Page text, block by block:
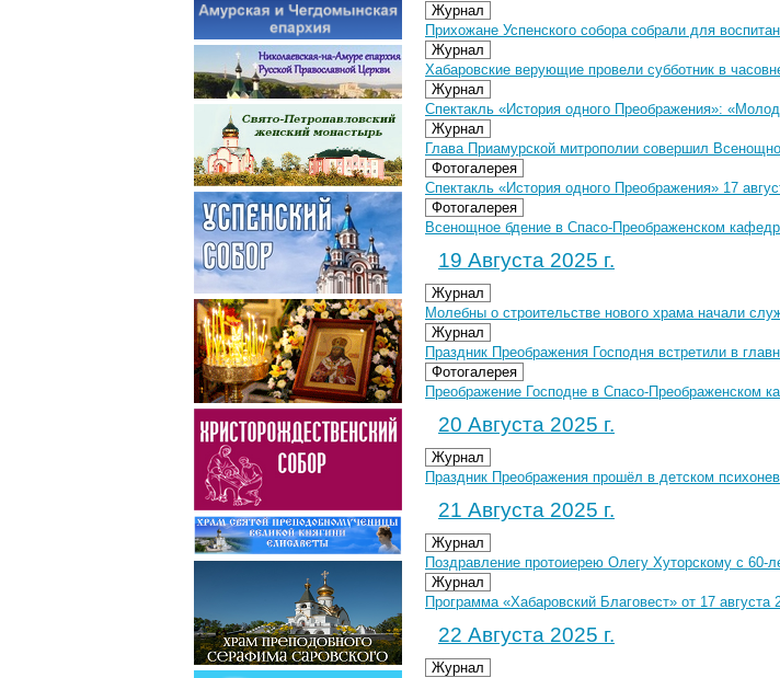
Журнал
Прихожане Успенского собора собрали для
Журнал
Хабаровские верующие провели субботник в
Журнал
Спектакль «История одного Преображения»:
Журнал
Глава Приамурской митрополии совершил
Фотогалерея
Спектакль «История одного Преображения» 17
Фотогалерея
Всенощное бдение в Спасо-Преображенском
19 Августа 2025 г.
Журнал
Молебны о строительстве нового храма начали
Журнал
Праздник Преображения Господня встретили в
Фотогалерея
Преображение Господне в Спасо-Преображенском
20 Августа 2025 г.
Журнал
Праздник Преображения прошёл в детском
21 Августа 2025 г.
Журнал
Поздравление протоиерею Олегу Хуторскому с 60-
Журнал
Программа «Хабаровский Благовест» от 17 августа
22 Августа 2025 г.
Журнал